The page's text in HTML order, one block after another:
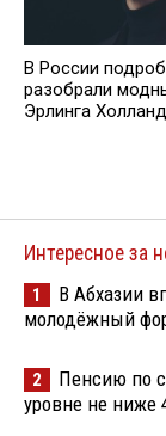
В России
разобрали
Эрлинга
Интересное за
1
В Абхазии
молодёжный
2
Пенсию по
уровне не ниже